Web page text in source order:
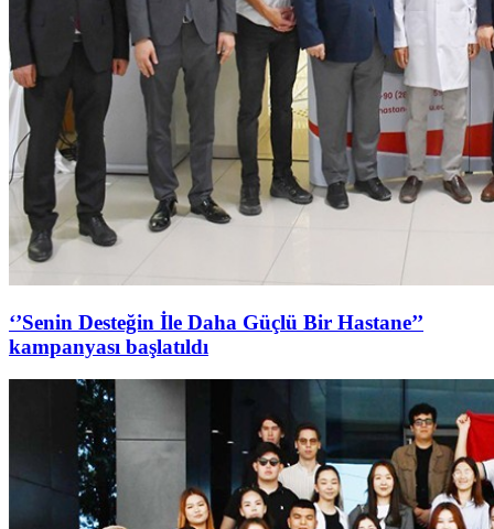
‘’Senin Desteğin İle Daha Güçlü Bir Hastane’’
kampanyası başlatıldı